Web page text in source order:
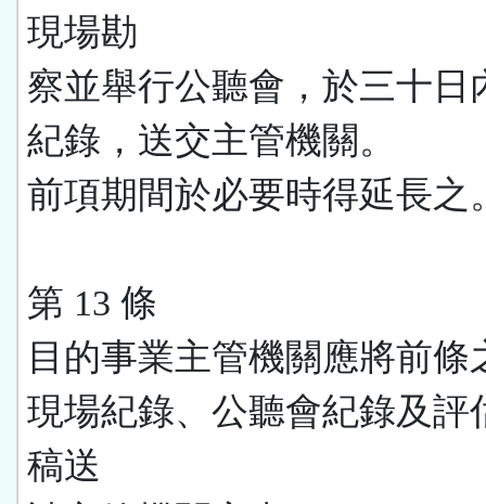
現場勘
察並舉行公聽會，於三十日
紀錄，送交主管機關。
前項期間於必要時得延長之
第 13 條
目的事業主管機關應將前條
現場紀錄、公聽會紀錄及評
稿送